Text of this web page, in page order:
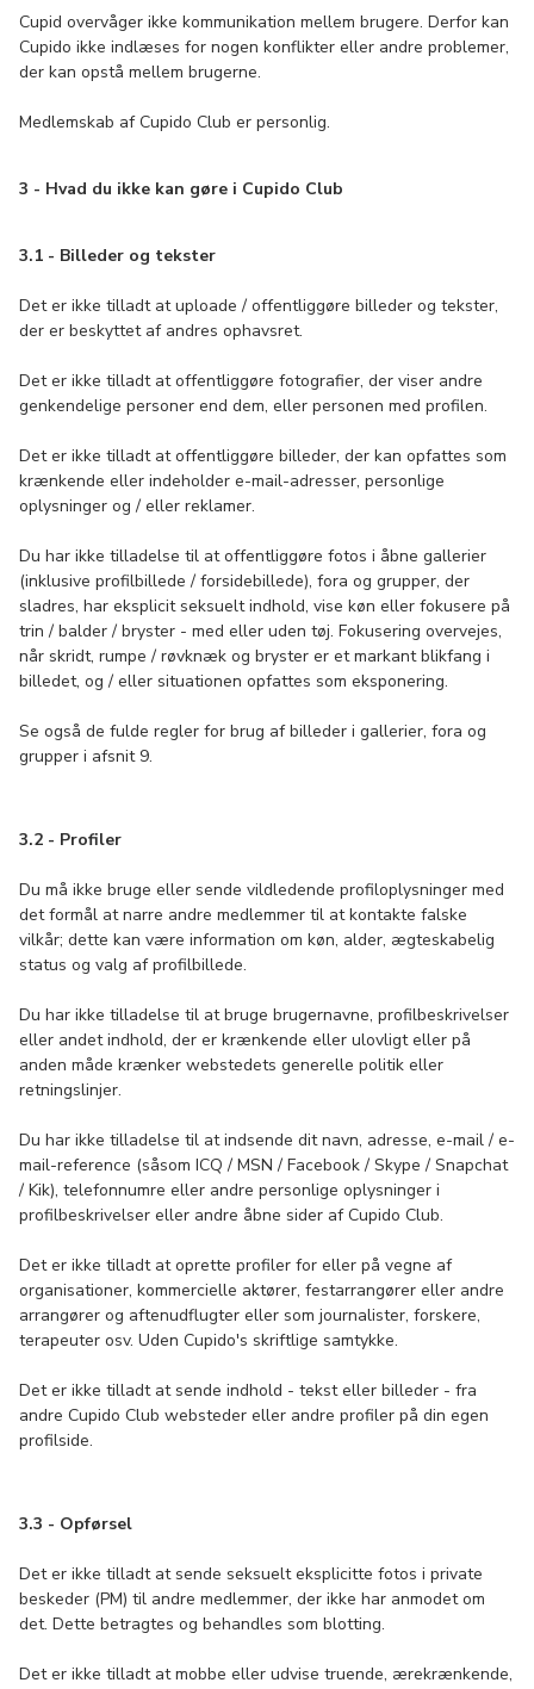
Cupid overvåger ikke kommunikation mellem brugere. Derfor kan
Cupido ikke indlæses for nogen konflikter eller andre problemer,
der kan opstå mellem brugerne.
Medlemskab af Cupido Club er personlig.
3 - Hvad du ikke kan gøre i Cupido Club
3.1 - Billeder og tekster
Det er ikke tilladt at uploade / offentliggøre billeder og tekster,
der er beskyttet af andres ophavsret.
Det er ikke tilladt at offentliggøre fotografier, der viser andre
genkendelige personer end dem, eller personen med profilen.
Det er ikke tilladt at offentliggøre billeder, der kan opfattes som
krænkende eller indeholder e-mail-adresser, personlige
oplysninger og / eller reklamer.
Du har ikke tilladelse til at offentliggøre fotos i åbne gallerier
(inklusive profilbillede / forsidebillede), fora og grupper, der
sladres, har eksplicit seksuelt indhold, vise køn eller fokusere på
trin / balder / bryster - med eller uden tøj. Fokusering overvejes,
når skridt, rumpe / røvknæk og bryster er et markant blikfang i
billedet, og / eller situationen opfattes som eksponering.
Se også de fulde regler for brug af billeder i gallerier, fora og
grupper i afsnit 9.
3.2 - Profiler
Du må ikke bruge eller sende vildledende profiloplysninger med
det formål at narre andre medlemmer til at kontakte falske
vilkår; dette kan være information om køn, alder, ægteskabelig
status og valg af profilbillede.
Du har ikke tilladelse til at bruge brugernavne, profilbeskrivelser
eller andet indhold, der er krænkende eller ulovligt eller på
anden måde krænker webstedets generelle politik eller
retningslinjer.
Du har ikke tilladelse til at indsende dit navn, adresse, e-mail / e-
mail-reference (såsom ICQ / MSN / Facebook / Skype / Snapchat
/ Kik), telefonnumre eller andre personlige oplysninger i
profilbeskrivelser eller andre åbne sider af Cupido Club.
Det er ikke tilladt at oprette profiler for eller på vegne af
organisationer, kommercielle aktører, festarrangører eller andre
arrangører og aftenudflugter eller som journalister, forskere,
terapeuter osv. Uden Cupido's skriftlige samtykke.
Det er ikke tilladt at sende indhold - tekst eller billeder - fra
andre Cupido Club websteder eller andre profiler på din egen
profilside.
3.3 - Opførsel
Det er ikke tilladt at sende seksuelt eksplicitte fotos i private
beskeder (PM) til andre medlemmer, der ikke har anmodet om
det. Dette betragtes og behandles som blotting.
Det er ikke tilladt at mobbe eller udvise truende, ærekrænkende,